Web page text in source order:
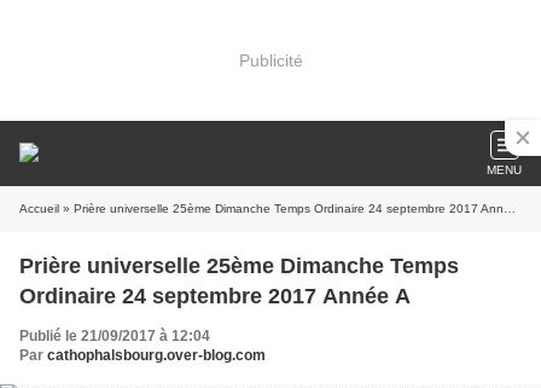
Publicité
MENU
Accueil » Prière universelle 25ème Dimanche Temps Ordinaire 24 septembre 2017 Année A
Prière universelle 25ème Dimanche Temps
Ordinaire 24 septembre 2017 Année A
Publié le 21/09/2017 à 12:04
Par cathophalsbourg.over-blog.com